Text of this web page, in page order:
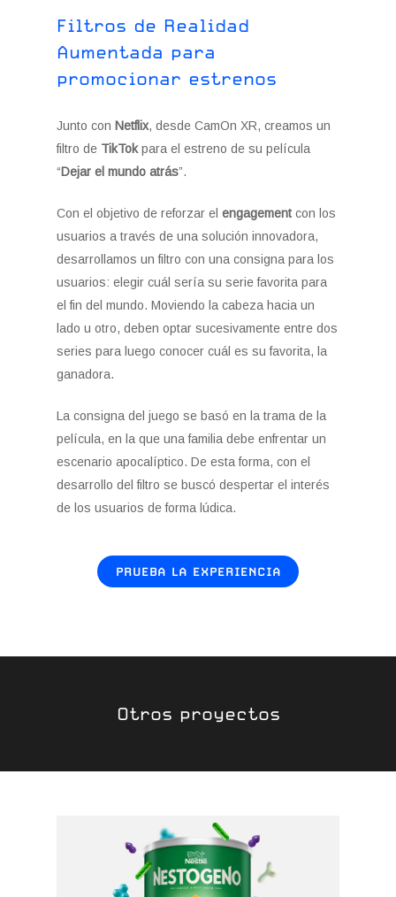
Filtros de Realidad
Aumentada para
promocionar estrenos
Junto con Netflix, desde CamOn XR, creamos un
filtro de TikTokpara el estreno de su película
“Dejar el mundo atrás”.
Con el objetivo de reforzar elengagement con los
usuarios a través de una solución innovadora,
desarrollamos un filtro con una consigna para los
usuarios: elegir cuál sería su serie favorita para
el fin del mundo. Moviendo la cabeza hacia un
lado u otro, deben optar sucesivamente entre dos
series para luego conocer cuál es su favorita, la
ganadora.
La consigna del juego se basó en la trama de la
película, en la que una familia debe enfrentar un
escenario apocalíptico. De esta forma, con el
desarrollo del filtro se buscó despertar el interés
de los usuarios de forma lúdica.
PRUEBA LA EXPERIENCIA
Otros proyectos